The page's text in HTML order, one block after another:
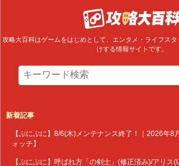
攻略大百科はゲームをはじめとして、エンタメ・ライフス
けする情報サイトです。
新着記事
【ぷにぷに】8/6(木)メンテナンス終了！｜2026年8
ォッチ】
【ぷにぷに】呼ばれ方「の剣士」(修正済み)/アリス